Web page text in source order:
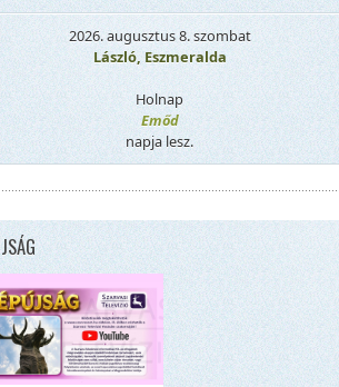
2026. augusztus 8. szombat
László, Eszmeralda
Holnap
Emőd
napja lesz.